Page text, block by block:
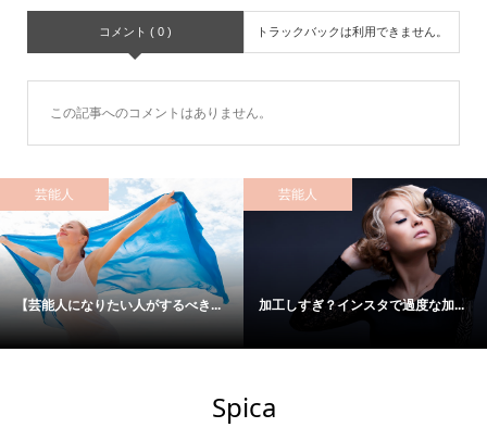
コメント ( 0 ) トラックバックは利用できません。
この記事へのコメントはありません。
芸能人
【芸能人になりたい人がするべき...
芸能人
加工しすぎ？インスタで過度な加...
Spica